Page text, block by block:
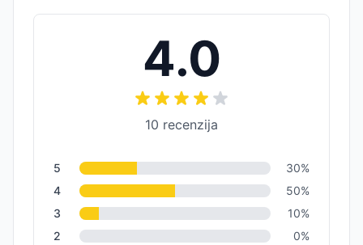
4.0
10 recenzija
5 30%
4
50%
3
10%
2
0%